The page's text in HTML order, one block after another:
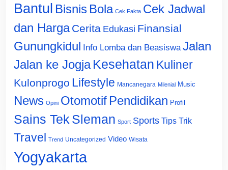
Bantul Bisnis Bola Cek Fakta Cek Jadwal
dan Harga Cerita Edukasi Finansial
Gunungkidul Info Lomba dan Beasiswa Jalan
Jalan ke Jogja Kesehatan Kuliner
Kulonprogo Lifestyle Mancanegara Milenial Music
News Opini Otomotif Pendidikan Profil
Sains Tek Sleman Sport Sports Tips Trik
Travel Trend Uncategorized Video Wisata
Yogyakarta